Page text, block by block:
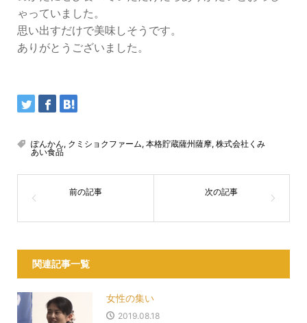
ゃっていました。
思い出すだけで美味しそうです。
ありがとうございました。
ぽんかん, クミショクファーム, 本格貯蔵薩州薩摩, 株式会社くみ
あい食品
関連記事一覧
女性の集い
2019.08.18